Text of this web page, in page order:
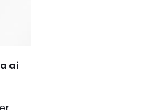
ai